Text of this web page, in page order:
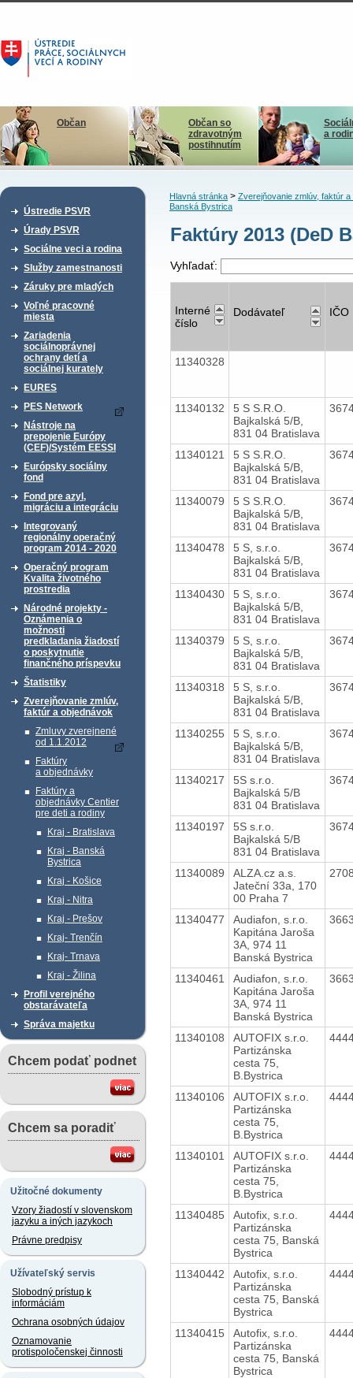
Občan
Občan so
zdravotným
postihnutím
a
Ústredie PSVR
Úrady PSVR
Sociálne veci a rodina
Služby zamestnanosti
Záruky pre mladých
Voľné pracovné
miesta
Zariadenia
sociálnoprávnej
ochrany detí a
sociálnej kurately
EURES
PES Network
Nástroje na
prepojenie Európy
(CEF)/Systém EESSI
Európsky sociálny
fond
Fond pre azyl,
migráciu a integráciu
Integrovaný
regionálny operačný
program 2014 - 2020
Operačný program
Kvalita životného
prostredia
Národné projekty -
Oznámenia o
možnosti
predkladania žiadostí
o poskytnutie
finančného príspevku
Štatistiky
Zverejňovanie zmlúv,
faktúr a objednávok
Zmluvy zverejnené
od 1.1.2012
Faktúry
a objednávky
Faktúry a
objednávky Centier
pre deti a rodiny
Kraj - Bratislava
Kraj - Banská
Bystrica
Kraj - Košice
Kraj - Nitra
Kraj - Prešov
Kraj- Trenčín
Kraj- Trnava
Kraj - Žilina
Profil verejného
obstarávateľa
Správa majetku
Chcem podať podnet
Chcem sa poradiť
Užitočné dokumenty
Vzory žiadostí v slovenskom
jazyku a iných jazykoch
Právne predpisy
Užívateľský servis
Slobodný prístup k
informáciám
Ochrana osobných údajov
Oznamovanie
protispoločenskej činnosti
Hlavná stránka> Zverejňovanie zmlúv, faktúr a
Banská Bystrica
Faktúry 2013 (DeD
Vyhľadať:
Interné
číslo
Dodávateľ IČO
11340328
11340132
5 S S.R.O.
Bajkalská 5/B,
831 04 Bratislava
11340121
5 S S.R.O.
Bajkalská 5/B,
831 04 Bratislava
11340079
5 S S.R.O.
Bajkalská 5/B,
831 04 Bratislava
11340478
5 S, s.r.o.
Bajkalská 5/B,
831 04 Bratislava
11340430
5 S, s.r.o.
Bajkalská 5/B,
831 04 Bratislava
11340379
5 S, s.r.o.
Bajkalská 5/B,
831 04 Bratislava
11340318
5 S, s.r.o.
Bajkalská 5/B,
831 04 Bratislava
11340255
5 S, s.r.o.
Bajkalská 5/B,
831 04 Bratislava
11340217
5S s.r.o.
Bajkalská 5/B
831 04 Bratislava
11340197
5S s.r.o.
Bajkalská 5/B
831 04 Bratislava
11340089
ALZA.cz a.s.
Jateční 33a, 170
00 Praha 7
11340477
Audiafon, s.r.o.
Kapitána Jaroša
3A, 974 11
Banská Bystrica
11340461
Audiafon, s.r.o.
Kapitána Jaroša
3A, 974 11
Banská Bystrica
11340108
AUTOFIX s.r.o.
Partizánska
cesta 75,
B.Bystrica
11340106
AUTOFIX s.r.o.
Partizánska
cesta 75,
B.Bystrica
11340101
AUTOFIX s.r.o.
Partizánska
cesta 75,
B.Bystrica
11340485
Autofix, s.r.o.
Partizánska
cesta 75, Banská
Bystrica
11340442
Autofix, s.r.o.
Partizánska
cesta 75, Banská
Bystrica
11340415
Autofix, s.r.o.
Partizánska
cesta 75, Banská
Bystrica